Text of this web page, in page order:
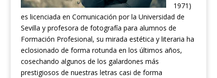
1971)
es licenciada en Comunicación por la Universidad de
Sevilla y profesora de fotografía para alumnos de
Formación Profesional, su mirada estética y literaria ha
eclosionado de forma rotunda en los últimos años,
cosechando algunos de los galardones más
prestigiosos de nuestras letras casi de forma